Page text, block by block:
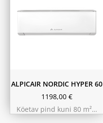
ALPICAIR NORDIC HYPER 60
1198,00 €
Köetav pind kuni 80 m²…